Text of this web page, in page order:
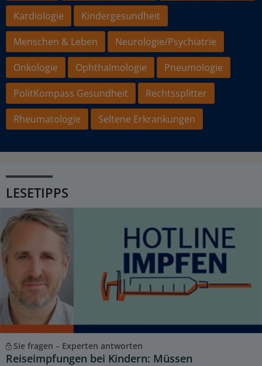
Kardiologie
Kindergesundheit
Menschen & Leben
Neurologie/Psychiatrie
Onkologie
Ophthalmologie
Pneumologie
PolitKompass Gesundheit
Rechtssplitter
Rheumatologie
Seltene Erkrankungen
LESETIPPS
Sie fragen – Experten antworten
Reiseimpfungen bei Kindern: Müssen